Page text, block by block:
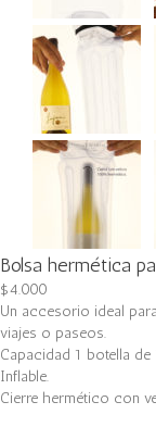
Bolsa hermética
$4.000
Un accesorio ideal
viajes o paseos.
Capacidad 1 botella de
Inflable.
Cierre hermético con